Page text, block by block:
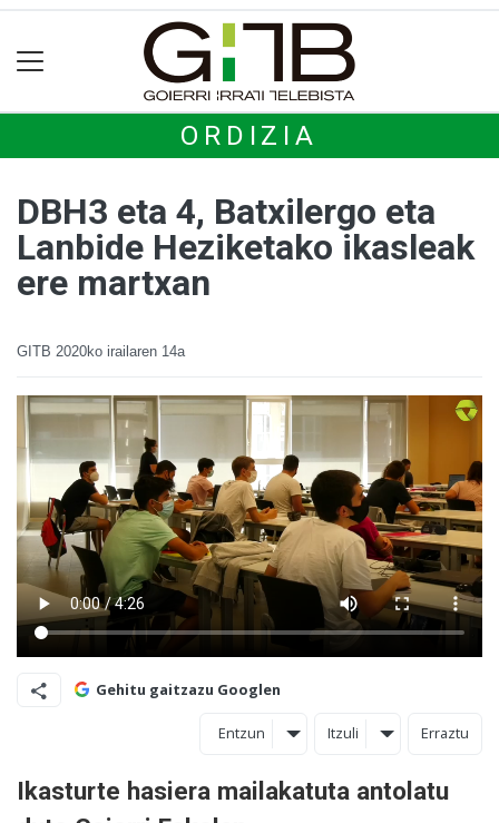
ORDIZIA
DBH3 eta 4, Batxilergo eta
Lanbide Heziketako ikasleak
ere martxan
GITB 2020ko irailaren 14a
Gehitu gaitzazu Googlen
Entzun Itzuli Erraztu
Ikasturte hasiera mailakatuta antolatu